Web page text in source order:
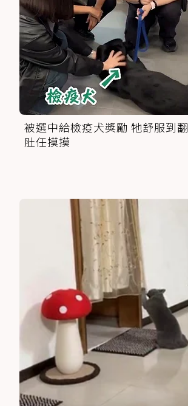
被選中給檢疫犬獎勵 牠舒服到翻
肚任摸摸